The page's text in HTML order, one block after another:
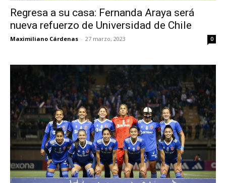
Regresa a su casa: Fernanda Araya será
nueva refuerzo de Universidad de Chile
Maximiliano Cárdenas - 27 marzo, 2023 0